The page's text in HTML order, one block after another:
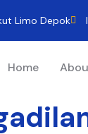
Limo Depok
Home